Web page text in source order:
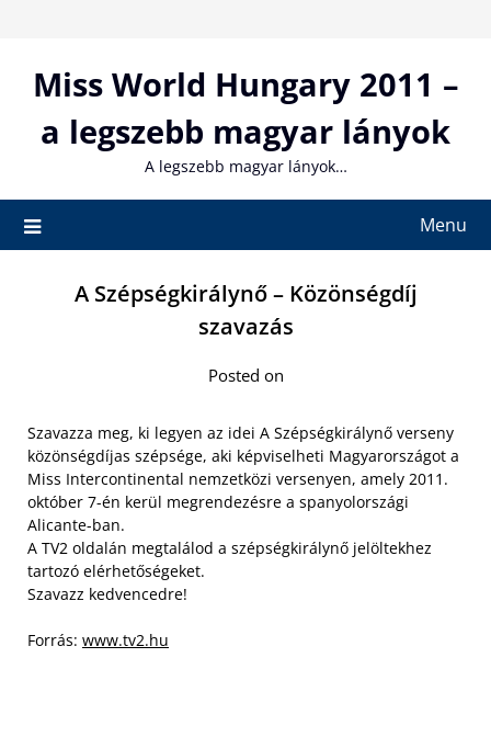
contentMiss World Hungary 2011 –
a legszebb magyar lányok
A legszebb magyar lányok…
Menu
A Szépségkirálynő – Közönségdíj
szavazás
Posted on
Szavazza meg, ki legyen az idei A Szépségkirálynő verseny
közönségdíjas szépsége, aki képviselheti Magyarországot a
Miss Intercontinental nemzetközi versenyen, amely 2011.
október 7-én kerül megrendezésre a spanyolországi
Alicante-ban.
A TV2 oldalán megtalálod a szépségkirálynő jelöltekhez
tartozó elérhetőségeket.
Szavazz kedvencedre!
Forrás: www.tv2.hu